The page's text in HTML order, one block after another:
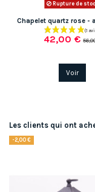
Rupture de
Chapelet quartz rose -
42,00 €
Voir
Les clients qui ont
-2,00 €